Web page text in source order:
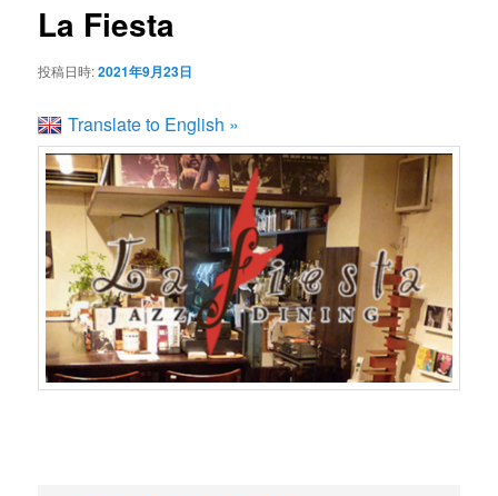
テ
ツ
へ
移
動
ン
La Fiesta
投稿日時:2021年9月23日
Translate to English »